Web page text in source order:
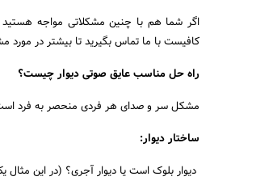
اگر شما هم با چنین مشکلاتی مواجه هستید
کافیست با ما تماس بگیرید تا بیشتر در
راه حل مناسب عایق صوتی دیوار چیست؟
مشکل سر و صدای هر فردی منحصر به فرد است
ساختار دیوار:
دیوار بلوک است یا دیوار آجری؟ (در این